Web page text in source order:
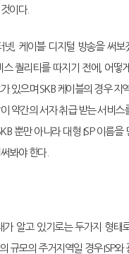
이다.
넷, 케이블 디지털 방송을 써보
퀄리티를 따지기 전에, 어떻
있으며 SKB 케이블의 경우 지
약간의 서자 취급 받는 서비스
뿐만 아니라 대형 ISP 이름을
봐야 한다.
알고 있기로는 두가지 형태
규모의 주거지역일 경우 ISP와